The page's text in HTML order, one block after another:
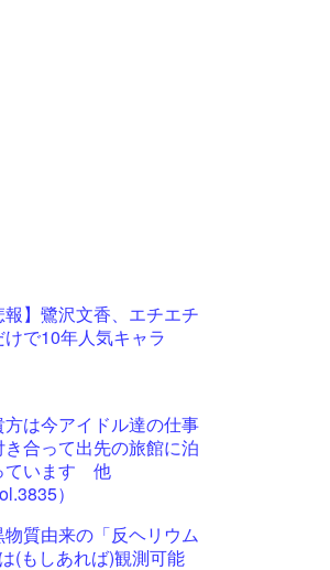
報】鷺沢文香、エチエチ
けで10年人気キャラ
方は今アイドル達の仕事
き合って出先の旅館に泊
ています 他
）
物質由来の「反ヘリウム
(もしあれば)観測可能